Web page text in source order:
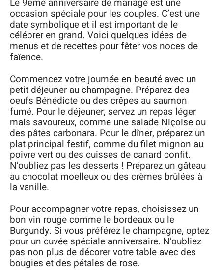
Le 9ème anniversaire de mariage est une
occasion spéciale pour les couples. C’est une
date symbolique et il est important de le
célébrer en grand. Voici quelques idées de
menus et de recettes pour fêter vos noces de
faïence.
Commencez votre journée en beauté avec un
petit déjeuner au champagne. Préparez des
oeufs Bénédicte ou des crêpes au saumon
fumé. Pour le déjeuner, servez un repas léger
mais savoureux, comme une salade Niçoise ou
des pâtes carbonara. Pour le dîner, préparez un
plat principal festif, comme du filet mignon au
poivre vert ou des cuisses de canard confit.
N’oubliez pas les desserts ! Préparez un gâteau
au chocolat moelleux ou des crèmes brûlées à
la vanille.
Pour accompagner votre repas, choisissez un
bon vin rouge comme le bordeaux ou le
Burgundy. Si vous préférez le champagne, optez
pour un cuvée spéciale anniversaire. N’oubliez
pas non plus de décorer votre table avec des
bougies et des pétales de rose.